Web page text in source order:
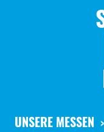
UNSERE MESSEN